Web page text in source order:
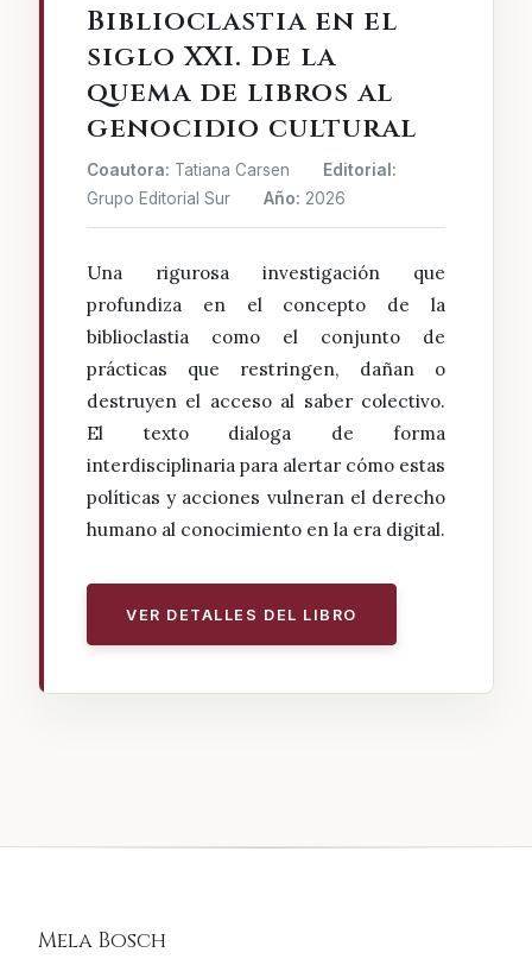
Biblioclastia en el
siglo XXI. De la
quema de libros al
genocidio cultural
Coautora: Tatiana Carsen
Editorial:
Grupo Editorial Sur
Año: 2026
Una rigurosa investigación que
profundiza en el concepto de la
biblioclastia como el conjunto de
prácticas que restringen, dañan o
destruyen el acceso al saber colectivo.
El texto dialoga de forma
interdisciplinaria para alertar cómo estas
políticas y acciones vulneran el derecho
humano al conocimiento en la era digital.
VER DETALLES DEL LIBRO
Mela Bosch